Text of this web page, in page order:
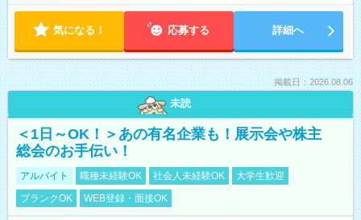
気になる！ 応募する 詳細へ
掲載日：2026.08.06
未読
＜1日～OK！＞あの有名企業も！展示会や株主
総会のお手伝い！
アルバイト 職種未経験OK 社会人未経験OK
大学生歓迎
ブランクOK
WEB登録・面接OK